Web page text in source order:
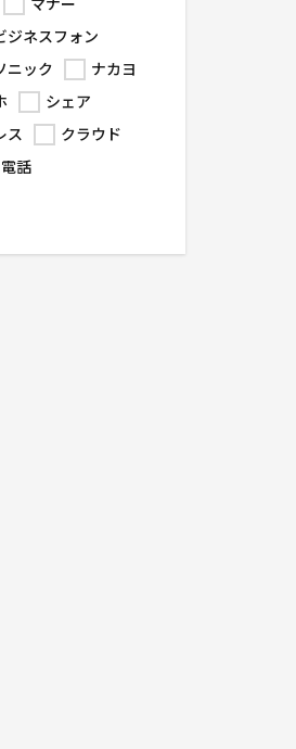
マナー
ジネスフォン
ニック
ナカヨ
シェア
ス
クラウド
電話